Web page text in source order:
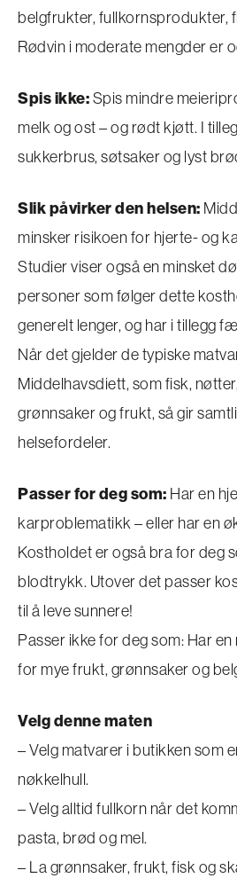
belgfrukter, fullkornsprodukter,
Rødvin i moderate mengder er
Spis ikke: Spis mindre
melk og ost – og rødt kjøtt. I
sukkerbrus, søtsaker og lyst
Slik påvirker den helsen:
minsker risikoen for hjerte- og
Studier viser også en minsket
personer som følger dette
generelt lenger, og har i tillegg
Når det gjelder de typiske
Middelhavsdiett, som fisk,
grønnsaker og frukt, så gir
helsefordeler.
Passer for deg som: Har en
karproblematikk – eller har en
Kostholdet er også bra for deg
blodtrykk. Utover det passer
til å leve sunnere!
Passer ikke for deg som: Har
for mye frukt, grønnsaker og
Velg denne maten
– Velg matvarer i butikken som
nøkkelhull.
– Velg alltid fullkorn når det
pasta, brød og mel.
– La grønnsaker, frukt, fisk og